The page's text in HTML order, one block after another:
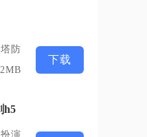
防
下载
h5
演